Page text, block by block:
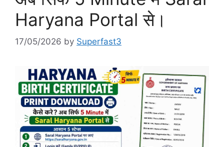
Haryana Portal से।
17/05/2026 by Superfast3